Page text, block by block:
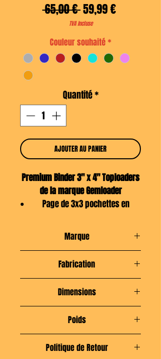
65,00 € Prix
original
59,99 €Prix
TVA Incluse
Couleur souhaité*
Quantité*
AJOUTER AU PANIER
Premium Binder 3" x 4" Toploaders
de la marque Gemloader
Page de 3x3 pochettes en
par page. En face à face ça fait
18 et c'est balèzes !
Soudés par Ultrasons et ouai
mon gars !
Couverture de qualité
supérieure, de coloris différents,
l'intérieur lui reste noir
Matérieau resistant au temps,
l'usure et les liquides
Sans Acides / PVC
Marque
Fabrication
Dimensions
Poids
Politique de Retour